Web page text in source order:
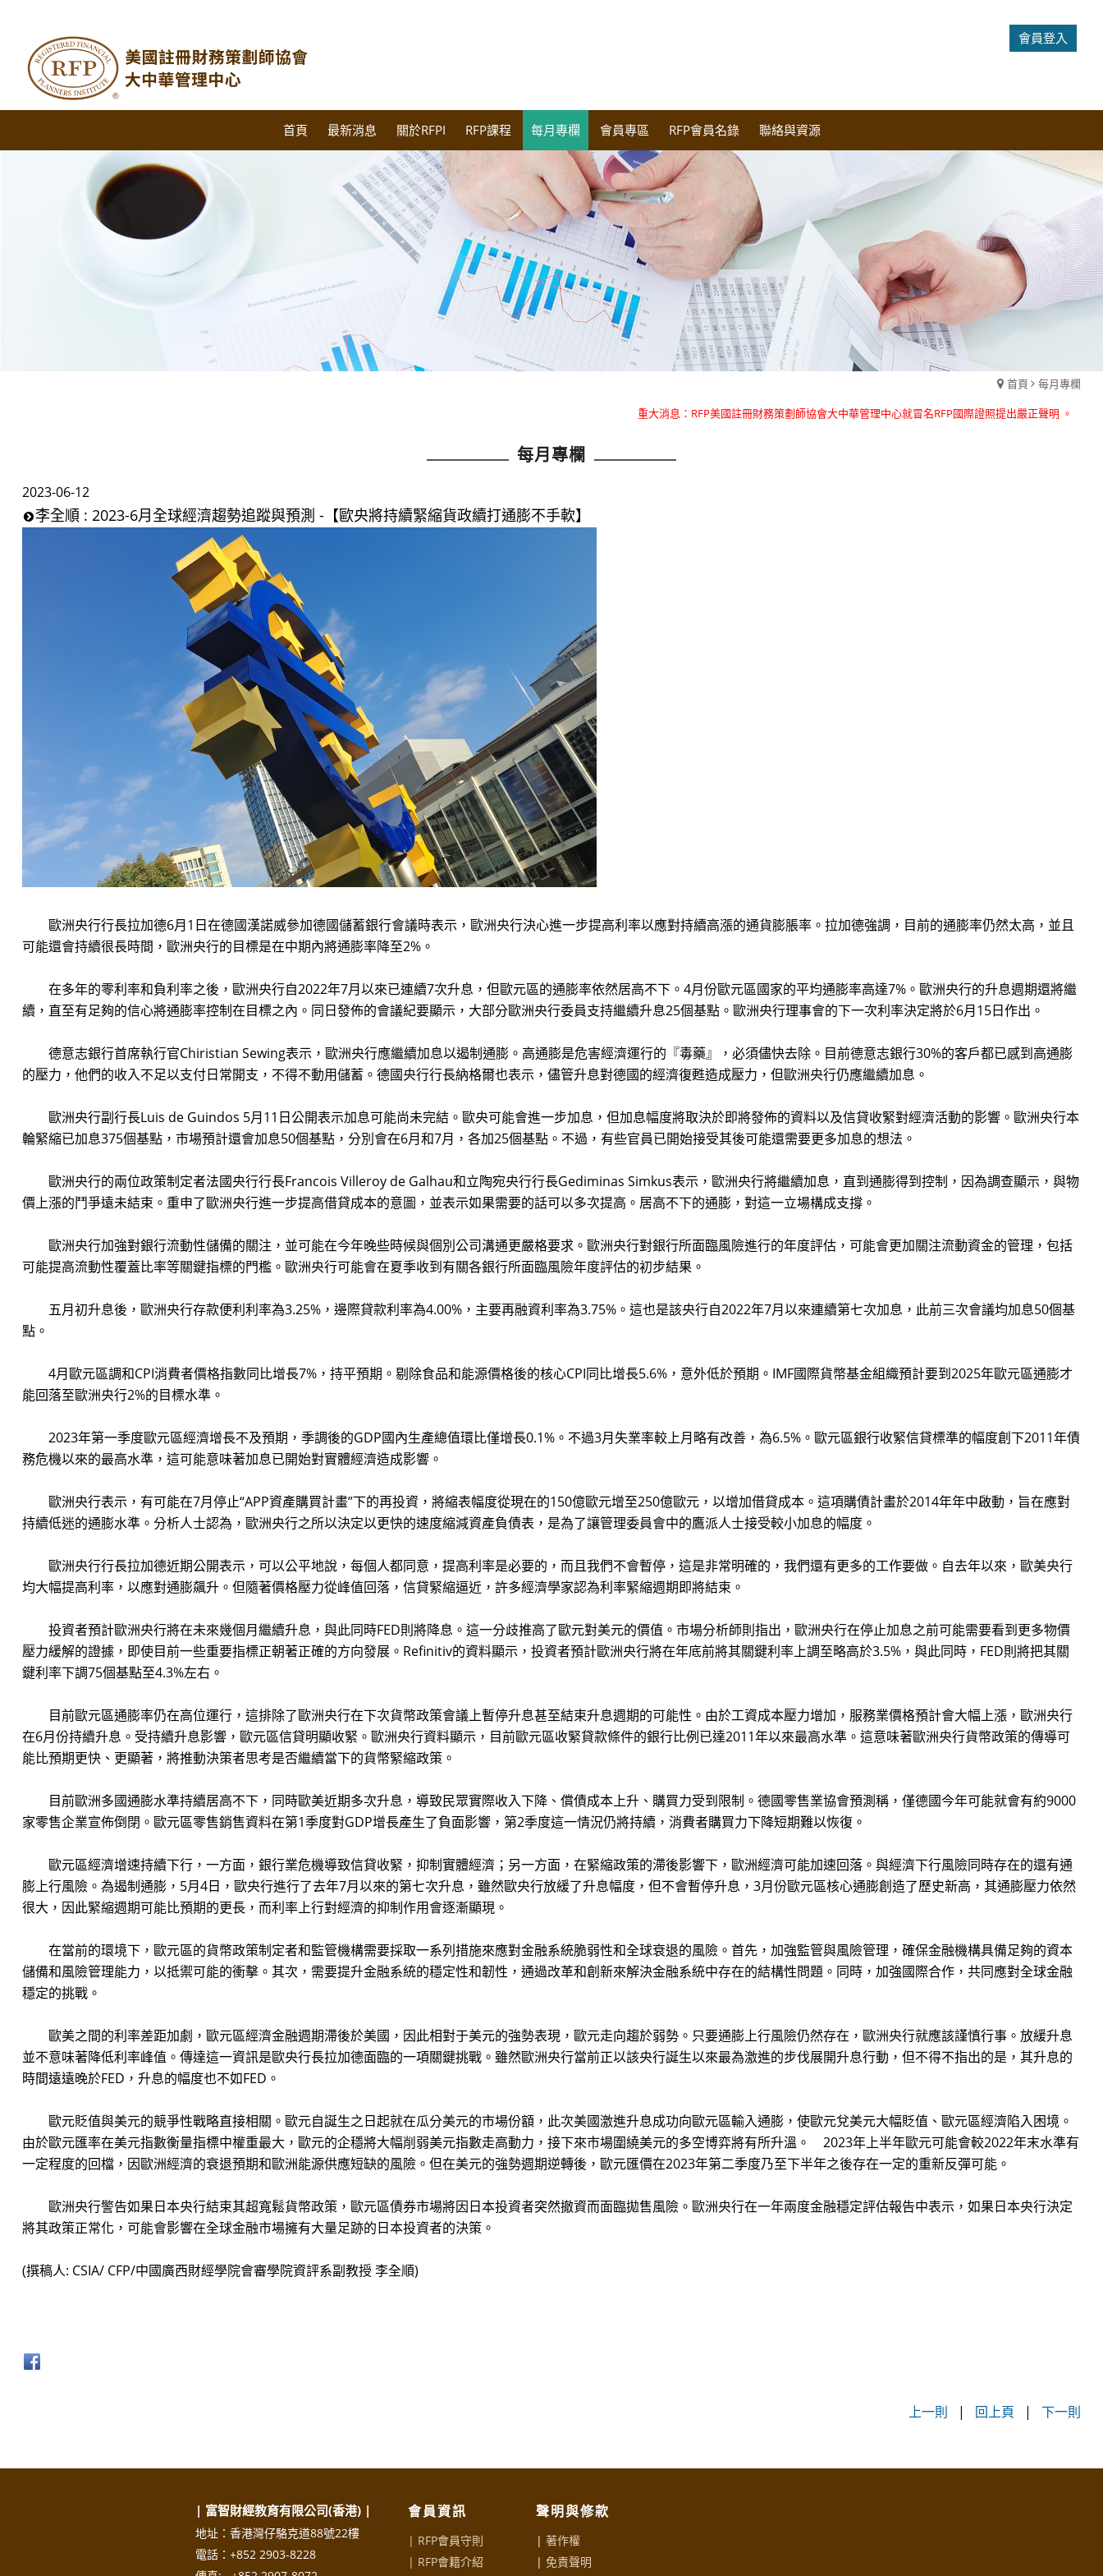
會員登入
首頁 最新消息 關於RFPI RFP課程 每月專欄 會員專區 RFP會員名錄 聯絡與資源
首頁
每月專欄
重大消息：RFP美國註冊財務策劃師協會大中華管理中心就冒名RFP國際證照提出嚴正聲明 。
每月專欄
2023-06-12
李全順 : 2023-6月全球經濟趨勢追蹤與預測 -【歐央將持續緊縮貨政續打通膨不手軟】
歐洲央行行長拉加德6月1日在德國漢諾威參加德國儲蓄銀行會議時表示，歐洲央行決心進一步提高利率以應對持續高漲的通貨膨脹率。拉加德強調，目前的通膨率仍然太高，並且
可能還會持續很長時間，歐洲央行的目標是在中期內將通膨率降至2%。
在多年的零利率和負利率之後，歐洲央行自2022年7月以來已連續7次升息，但歐元區的通膨率依然居高不下。4月份歐元區國家的平均通膨率高達7%。歐洲央行的升息週期還將繼
續，直至有足夠的信心將通膨率控制在目標之內。同日發佈的會議紀要顯示，大部分歐洲央行委員支持繼續升息25個基點。歐洲央行理事會的下一次利率決定將於6月15日作出。
德意志銀行首席執行官Chiristian Sewing表示，歐洲央行應繼續加息以遏制通膨。高通膨是危害經濟運行的『毒藥』，必須儘快去除。目前德意志銀行30%的客戶都已感到高通膨
的壓力，他們的收入不足以支付日常開支，不得不動用儲蓄。德國央行行長納格爾也表示，儘管升息對德國的經濟復甦造成壓力，但歐洲央行仍應繼續加息。
歐洲央行副行長Luis de Guindos 5月11日公開表示加息可能尚未完結。歐央可能會進一步加息，但加息幅度將取決於即將發佈的資料以及信貸收緊對經濟活動的影響。歐洲央行本
輪緊縮已加息375個基點，市場預計還會加息50個基點，分別會在6月和7月，各加25個基點。不過，有些官員已開始接受其後可能還需要更多加息的想法。
歐洲央行的兩位政策制定者法國央行行長Francois Villeroy de Galhau和立陶宛央行行長Gediminas Simkus表示，歐洲央行將繼續加息，直到通膨得到控制，因為調查顯示，與物
價上漲的鬥爭遠未結束。重申了歐洲央行進一步提高借貸成本的意圖，並表示如果需要的話可以多次提高。居高不下的通膨，對這一立場構成支撐。
歐洲央行加強對銀行流動性儲備的關注，並可能在今年晚些時候與個別公司溝通更嚴格要求。歐洲央行對銀行所面臨風險進行的年度評估，可能會更加關注流動資金的管理，包括
可能提高流動性覆蓋比率等關鍵指標的門檻。歐洲央行可能會在夏季收到有關各銀行所面臨風險年度評估的初步結果。
五月初升息後，歐洲央行存款便利利率為3.25%，邊際貸款利率為4.00%，主要再融資利率為3.75%。這也是該央行自2022年7月以來連續第七次加息，此前三次會議均加息50個基
點。
4月歐元區調和CPI消費者價格指數同比增長7%，持平預期。剔除食品和能源價格後的核心CPI同比增長5.6%，意外低於預期。IMF國際貨幣基金組織預計要到2025年歐元區通膨才
能回落至歐洲央行2%的目標水準。
2023年第一季度歐元區經濟增長不及預期，季調後的GDP國內生產總值環比僅增長0.1%。不過3月失業率較上月略有改善，為6.5%。歐元區銀行收緊信貸標準的幅度創下2011年債
務危機以來的最高水準，這可能意味著加息已開始對實體經濟造成影響。
歐洲央行表示，有可能在7月停止“APP資產購買計畫”下的再投資，將縮表幅度從現在的150億歐元增至250億歐元，以增加借貸成本。這項購債計畫於2014年年中啟動，旨在應對
持續低迷的通膨水準。分析人士認為，歐洲央行之所以決定以更快的速度縮減資產負債表，是為了讓管理委員會中的鷹派人士接受較小加息的幅度。
歐洲央行行長拉加德近期公開表示，可以公平地說，每個人都同意，提高利率是必要的，而且我們不會暫停，這是非常明確的，我們還有更多的工作要做。自去年以來，歐美央行
均大幅提高利率，以應對通膨飆升。但隨著價格壓力從峰值回落，信貸緊縮逼近，許多經濟學家認為利率緊縮週期即將結束。
投資者預計歐洲央行將在未來幾個月繼續升息，與此同時FED則將降息。這一分歧推高了歐元對美元的價值。市場分析師則指出，歐洲央行在停止加息之前可能需要看到更多物價
壓力緩解的證據，即使目前一些重要指標正朝著正確的方向發展。Refinitiv的資料顯示，投資者預計歐洲央行將在年底前將其關鍵利率上調至略高於3.5%，與此同時，FED則將把其關
鍵利率下調75個基點至4.3%左右。
目前歐元區通膨率仍在高位運行，這排除了歐洲央行在下次貨幣政策會議上暫停升息甚至結束升息週期的可能性。由於工資成本壓力增加，服務業價格預計會大幅上漲，歐洲央行
在6月份持續升息。受持續升息影響，歐元區信貸明顯收緊。歐洲央行資料顯示，目前歐元區收緊貸款條件的銀行比例已達2011年以來最高水準。這意味著歐洲央行貨幣政策的傳導可
能比預期更快、更顯著，將推動決策者思考是否繼續當下的貨幣緊縮政策。
目前歐洲多國通膨水準持續居高不下，同時歐美近期多次升息，導致民眾實際收入下降、償債成本上升、購買力受到限制。德國零售業協會預測稱，僅德國今年可能就會有約9000
家零售企業宣佈倒閉。歐元區零售銷售資料在第1季度對GDP增長產生了負面影響，第2季度這一情況仍將持續，消費者購買力下降短期難以恢復。
歐元區經濟增速持續下行，一方面，銀行業危機導致信貸收緊，抑制實體經濟；另一方面，在緊縮政策的滯後影響下，歐洲經濟可能加速回落。與經濟下行風險同時存在的還有通
膨上行風險。為遏制通膨，5月4日，歐央行進行了去年7月以來的第七次升息，雖然歐央行放緩了升息幅度，但不會暫停升息，3月份歐元區核心通膨創造了歷史新高，其通膨壓力依然
很大，因此緊縮週期可能比預期的更長，而利率上行對經濟的抑制作用會逐漸顯現。
在當前的環境下，歐元區的貨幣政策制定者和監管機構需要採取一系列措施來應對金融系統脆弱性和全球衰退的風險。首先，加強監管與風險管理，確保金融機構具備足夠的資本
儲備和風險管理能力，以抵禦可能的衝擊。其次，需要提升金融系統的穩定性和韌性，通過改革和創新來解決金融系統中存在的結構性問題。同時，加強國際合作，共同應對全球金融
穩定的挑戰。
歐美之間的利率差距加劇，歐元區經濟金融週期滯後於美國，因此相對于美元的強勢表現，歐元走向趨於弱勢。只要通膨上行風險仍然存在，歐洲央行就應該謹慎行事。放緩升息
並不意味著降低利率峰值。傳達這一資訊是歐央行長拉加德面臨的一項關鍵挑戰。雖然歐洲央行當前正以該央行誕生以來最為激進的步伐展開升息行動，但不得不指出的是，其升息的
時間遠遠晚於FED，升息的幅度也不如FED。
歐元貶值與美元的競爭性戰略直接相關。歐元自誕生之日起就在瓜分美元的市場份額，此次美國激進升息成功向歐元區輸入通膨，使歐元兌美元大幅貶值、歐元區經濟陷入困境。
由於歐元匯率在美元指數衡量指標中權重最大，歐元的企穩將大幅削弱美元指數走高動力，接下來市場圍繞美元的多空博弈將有所升溫。 2023年上半年歐元可能會較2022年末水準有
一定程度的回檔，因歐洲經濟的衰退預期和歐洲能源供應短缺的風險。但在美元的強勢週期逆轉後，歐元匯價在2023年第二季度乃至下半年之後存在一定的重新反彈可能。
歐洲央行警告如果日本央行結束其超寬鬆貨幣政策，歐元區債券市場將因日本投資者突然撤資而面臨拋售風險。歐洲央行在一年兩度金融穩定評估報告中表示，如果日本央行決定
將其政策正常化，可能會影響在全球金融市場擁有大量足跡的日本投資者的決策。
(撰稿人: CSIA/ CFP/中國廣西財經學院會審學院資評系副教授 李全順)
上一則 | 回上頁 |下一則
| 富智財經教育有限公司(香港) |
地址：香港灣仔駱克道88號22樓
電話：+852 2903-8228
會員資訊
| RFP會員守則
| RFP會籍介紹
聲明與修款
|著作權
|免責聲明